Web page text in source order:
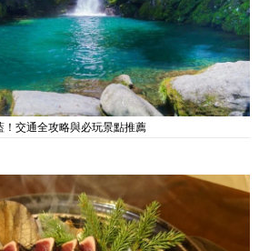
交通全攻略與必玩景點推薦